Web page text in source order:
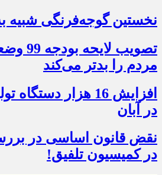
نخستین گوجه‌فرنگی شبیه
تصویب
مردم را بدتر می‌کند
افزایش 16 هزار
در آبان
نقض قانون اساسی در
در کمیسیون تلفیق!